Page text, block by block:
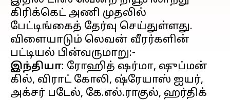
கிரிக்கெட் அணி முதலில்
பேட்டிங்கைத் தேர்வு செய்துள்ளது.
விளையாடும் லெவன் வீரர்களின்
இந்தியா: ரோஹித் ஷர்மா, ஷுப்மன்
கில், விராட் கோலி, ஷ்ரேயாஸ் ஐயர்,
அக்சர் படேல், கே.எல்.ராகுல், ஹர்திக்